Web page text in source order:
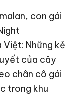
con gái
Việt: Những kẻ
của cây
chân cô gái
trong khu